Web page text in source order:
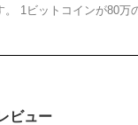
1ビットコインが80
ビュー